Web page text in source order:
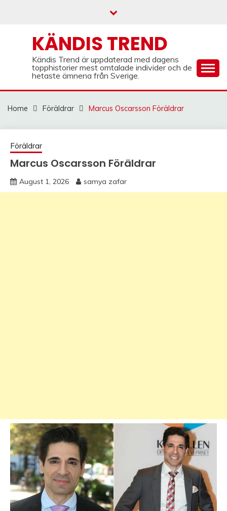
KÄNDIS TREND
Kändis Trend är uppdaterad med dagens
topphistorier mest omtalade individer och de
hetaste ämnena från Sverige.
Home Föräldrar Marcus Oscarsson Föräldrar
Föräldrar
Marcus Oscarsson Föräldrar
August 1, 2026 samya zafar